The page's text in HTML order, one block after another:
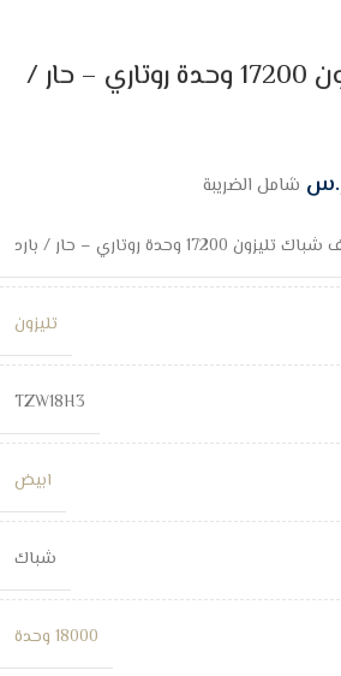
مكيف شباك تليزون 17200 وحدة روتاري – حار /
شامل الضريبة
17200 وحدة روتاري – حار / بارد
تليزون
TZW18H3
ابيض
شباك
18000 وحدة